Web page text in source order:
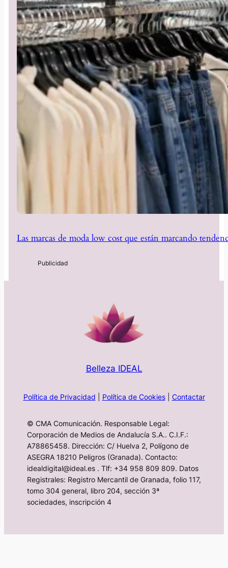
Las marcas de moda low cost que están marcando
Belleza IDEAL
Política de Privacidad Política de Cookies| Contactar
© CMA Comunicación. Responsable Legal:
Corporación de Medios de Andalucía S.A.. C.I.F.:
A78865458. Dirección: C/ Huelva 2, Polígono de
ASEGRA 18210 Peligros (Granada). Contacto:
idealdigital@ideal.es . Tlf: +34 958 809 809. Datos
Registrales: Registro Mercantil de Granada, folio 117,
tomo 304 general, libro 204, sección 3ª
sociedades, inscripción 4